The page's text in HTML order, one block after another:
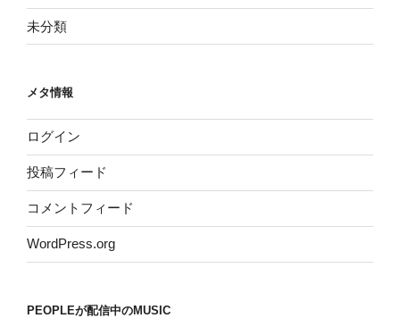
未分類
メタ情報
ログイン
投稿フィード
コメントフィード
WordPress.org
PEOPLEが配信中のMUSIC